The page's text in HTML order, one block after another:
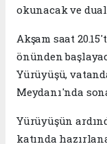
okunacak ve
Akşam saat
önünden
Yürüyüşü,
Meydanı'nda
Yürüyüşün
katında